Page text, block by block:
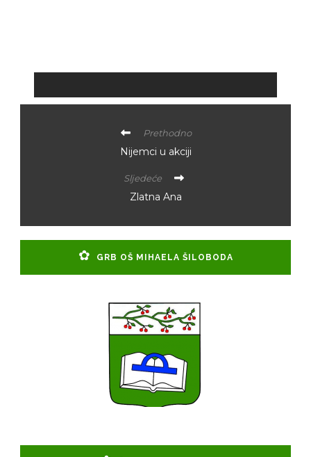
Prethodno
Nijemci u akciji
Sljedeće
Zlatna Ana
GRB OŠ MIHAELA ŠILOBODA